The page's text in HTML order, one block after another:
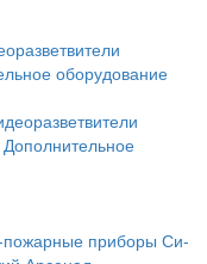
оборудование
Дополнительное
приборы Си-